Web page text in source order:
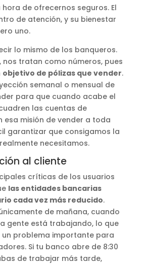
de ofrecernos seguros. El
de atención, y su bienestar
uno.
lo mismo de los banqueros.
nos tratan como números, pues
objetivo de pólizas que vender.
semanal o mensual de
para que cuando acabe el
las cuentas de
esa misión de vender a toda
garantizar que consigamos la
necesitamos.
al cliente
críticas de los usuarios
las entidades bancarias
cada vez más reducido.
de mañana, cuando
gente está trabajando, lo que
un problema importante para
Si tu banco abre de 8:30
de trabajar más tarde,